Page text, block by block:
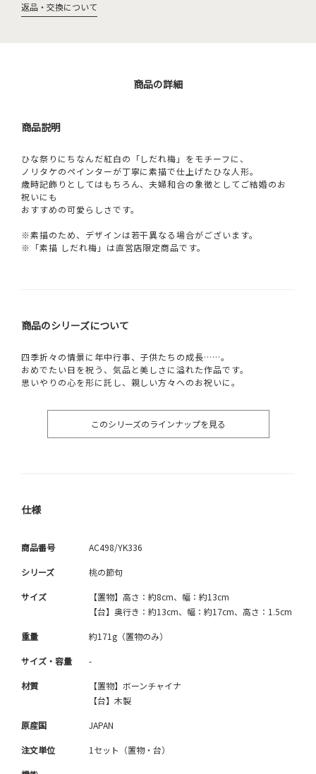
返品・交換について
商品の詳細
商品説明
ひな祭りにちなんだ紅白の「しだれ梅」をモチーフに、
ノリタケのペインターが丁寧に素描で仕上げたひな人形。
歳時記飾りとしてはもちろん、夫婦和合の象徴としてご結婚のお
祝いにも
おすすめの可愛らしさです。
※素描のため、デザインは若干異なる場合がございます。
※「素描 しだれ梅」は直営店限定商品です。
商品のシリーズについて
四季折々の情景に年中行事、子供たちの成長……。
おめでたい日を祝う、気品と美しさに溢れた作品です。
思いやりの心を形に託し、親しい方々へのお祝いに。
このシリーズのラインナップを見る
仕様
商品番号 AC498/YK336
シリーズ 桃の節句
サイズ
【置物】高さ：約8cm、幅：約13cm
【台】奥行き：約13cm、幅：約17cm、高さ：1.5cm
重量 約171g（置物のみ）
サイズ・容量 -
材質
【置物】ボーンチャイナ
【台】木製
原産国 JAPAN
注文単位 1セット（置物・台）